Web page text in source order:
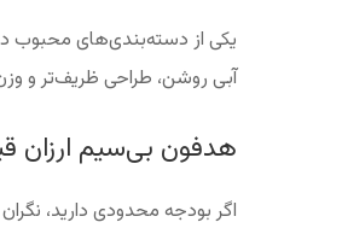
یکی از دسته‌بندی‌های محبوب در
آبی روشن، طراحی ظریف‌تر و
هدفون بی‌سیم ارزان
اگر بودجه محدودی دارید،